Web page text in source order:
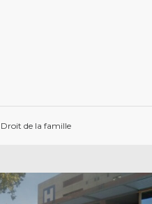
Droit de la famille